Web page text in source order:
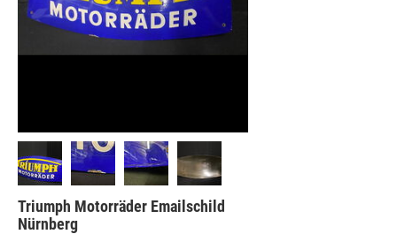
Triumph Motorräder Emailschild
Nürnberg